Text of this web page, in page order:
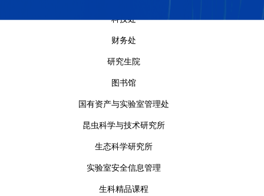
科技处
财务处
研究生院
图书馆
国有资产与实验室管理处
昆虫科学与技术研究所
生态科学研究所
实验室安全信息管理
生科精品课程